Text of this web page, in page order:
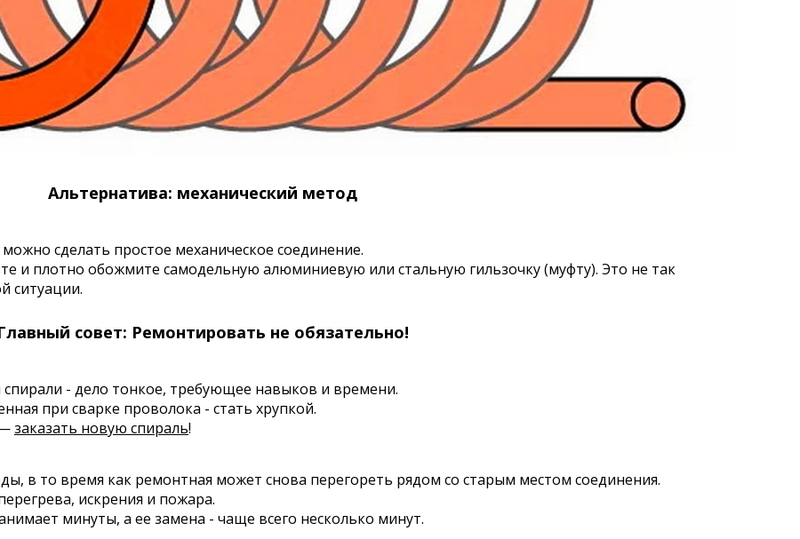
Альтернатива: механический метод
сделать простое механическое соединение.
и плотно обожмите самодельную алюминиевую или стальную гильзочку (муфту). Это не так
ситуации.
совет: Ремонтировать не обязательно!
- дело тонкое, требующее навыков и времени.
при сварке проволока - стать хрупкой.
заказать новую спираль!
в то время как ремонтная может снова перегореть рядом со старым местом соединения.
искрения и пожара.
минуты, а ее замена - чаще всего несколько минут.